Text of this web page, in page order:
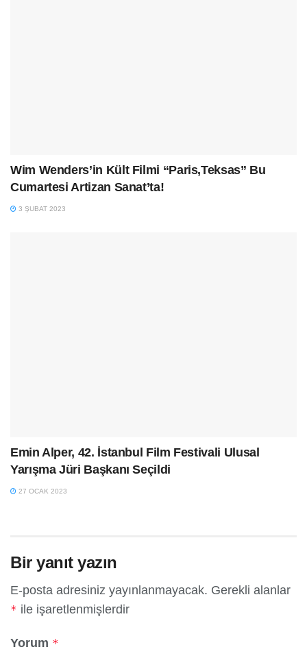
Wim Wenders’in Kült Filmi “Paris,Teksas” Bu
Cumartesi Artizan Sanat’ta!
3 ŞUBAT 2023
Emin Alper, 42. İstanbul Film Festivali Ulusal
Yarışma Jüri Başkanı Seçildi
27 OCAK 2023
Bir yanıt yazın
E-posta adresiniz yayınlanmayacak. Gerekli alanlar
* ile işaretlenmişlerdir
Yorum *